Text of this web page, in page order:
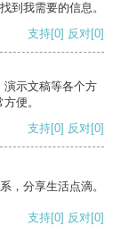
到我需要的信息。
支持[0] 反对[0]
演示文稿等各个方
便。
支持[0] 反对[0]
，分享生活点滴。
支持[0] 反对[0]